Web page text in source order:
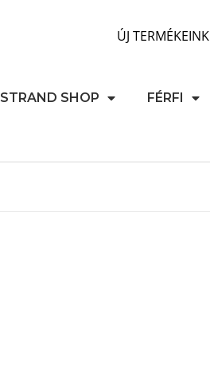
ÚJ TERMÉKEINK
STRAND SHOP FÉRFI